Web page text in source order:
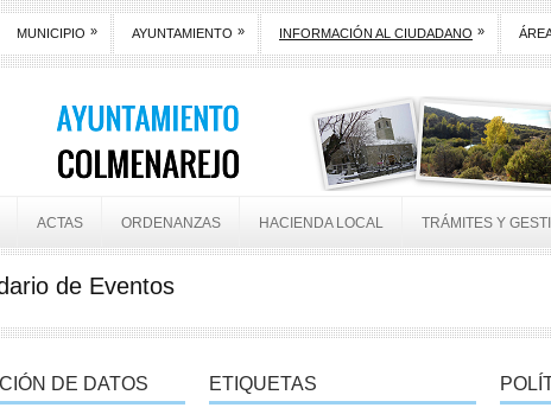
MUNICIPIO » AYUNTAMIENTO » INFORMACIÓN AL CIUDADANO »
ACTAS ORDENANZAS HACIENDA LOCAL TRÁMITES Y
de Eventos
DE DATOS ETIQUETAS